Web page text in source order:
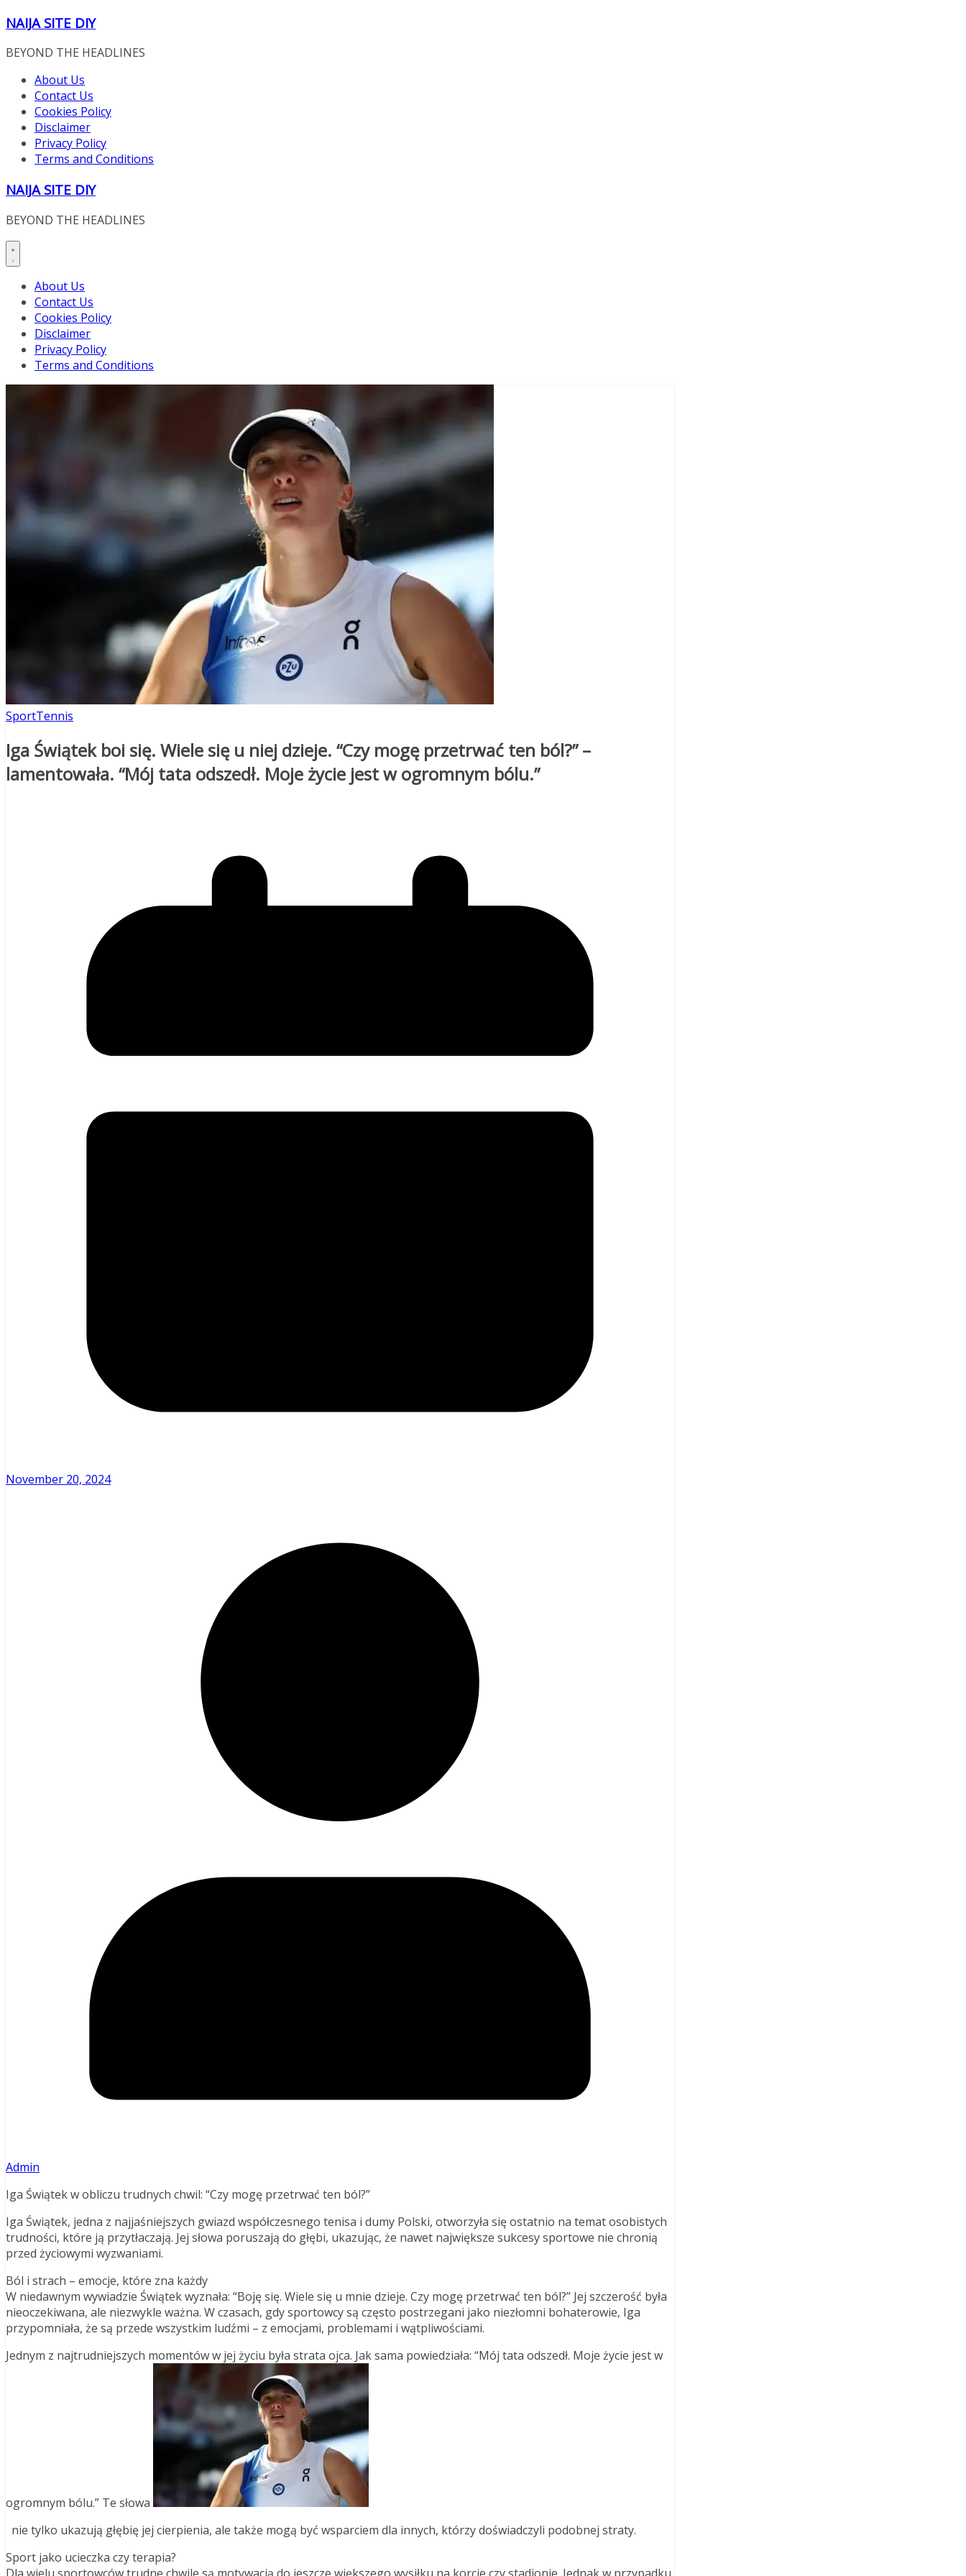
Skip
content
NAIJA SITE DIY
BEYOND THE HEADLINES
About Us
Contact Us
Cookies Policy
Disclaimer
Privacy Policy
Terms and Conditions
NAIJA SITE DIY
BEYOND THE HEADLINES
About Us
Contact Us
Cookies Policy
Disclaimer
Privacy Policy
Terms and Conditions
SportTennis
Iga Świątek boi się. Wiele się u niej dzieje. “Czy mogę przetrwać ten ból?” –
lamentowała. “Mój tata odszedł. Moje życie jest w ogromnym bólu.”
November 20, 2024
Admin
Iga Świątek w obliczu trudnych chwil: “Czy mogę przetrwać ten ból?”
Iga Świątek, jedna z najjaśniejszych gwiazd współczesnego tenisa i dumy Polski, otworzyła się ostatnio na temat osobistych
trudności, które ją przytłaczają. Jej słowa poruszają do głębi, ukazując, że nawet największe sukcesy sportowe nie chronią
przed życiowymi wyzwaniami.
Ból i strach – emocje, które zna każdy
W niedawnym wywiadzie Świątek wyznała: “Boję się. Wiele się u mnie dzieje. Czy mogę przetrwać ten ból?” Jej szczerość była
nieoczekiwana, ale niezwykle ważna. W czasach, gdy sportowcy są często postrzegani jako niezłomni bohaterowie, Iga
przypomniała, że są przede wszystkim ludźmi – z emocjami, problemami i wątpliwościami.
Jednym z najtrudniejszych momentów w jej życiu była strata ojca. Jak sama powiedziała: “Mój tata odszedł. Moje życie jest w
ogromnym bólu.” Te słowa
nie tylko ukazują głębię jej cierpienia, ale także mogą być wsparciem dla innych, którzy doświadczyli podobnej straty.
Sport jako ucieczka czy terapia?